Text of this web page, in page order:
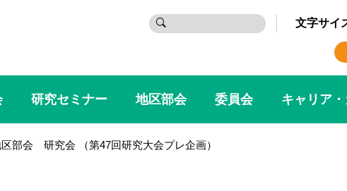
検
文字サイ
研究セミナー 地区部会 委員会 キャリア
部会 研究会 （第47回研究大会プレ企画）